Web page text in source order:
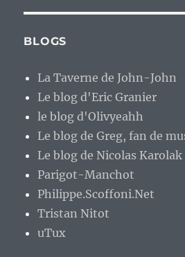
BLOGS
La Taverne de John-John
Le blog d'Eric Granier
le blog d'Olivyeahh
Le blog de Greg, fan de
Le blog de Nicolas Karolak
Parigot-Manchot
Philippe.Scoffoni.Net
Tristan Nitot
uTux